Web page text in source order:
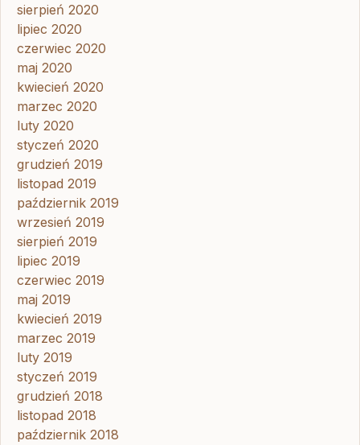
sierpień 2020
lipiec 2020
czerwiec 2020
maj 2020
kwiecień 2020
marzec 2020
luty 2020
styczeń 2020
grudzień 2019
listopad 2019
październik 2019
wrzesień 2019
sierpień 2019
lipiec 2019
czerwiec 2019
maj 2019
kwiecień 2019
marzec 2019
luty 2019
styczeń 2019
grudzień 2018
listopad 2018
październik 2018